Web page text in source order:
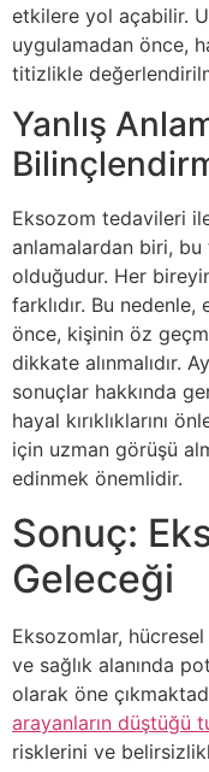
etkilere yol açabilir.
uygulamadan önce,
titizlikle
Yanlış
Eksozom tedavileri
anlamalardan biri,
olduğudur. Her
farklıdır. Bu
önce, kişinin öz
dikkate alınmalıdır.
sonuçlar hakkında
hayal kırıklıklarını
için uzman görüşü
edinmek önemlidir.
Sonuç:
Geleceği
Eksozomlar,
ve sağlık alanında
olarak öne
arayanların düştüğü
risklerini ve